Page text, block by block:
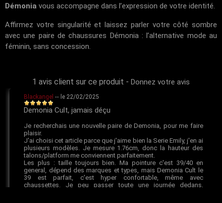
Démonia vous accompagne dans l’expression de votre identité.
Affirmez votre singularité et laissez parler votre côté sombre
avec une paire de chaussures Démonia : l’alternative mode au
féminin, sans concession.
1 avis client sur ce produit - Donnez votre avis